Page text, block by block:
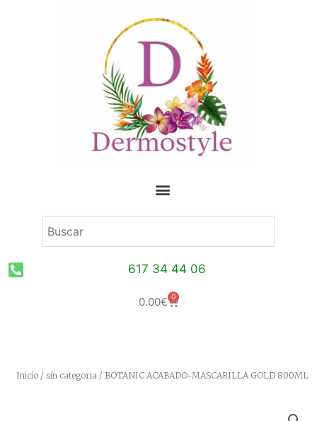
617 34 44 06
0.00€ 0 Carrito
Inicio / sin categoria / BOTANIC ACABADO-MASCARILLA GOLD 800ML